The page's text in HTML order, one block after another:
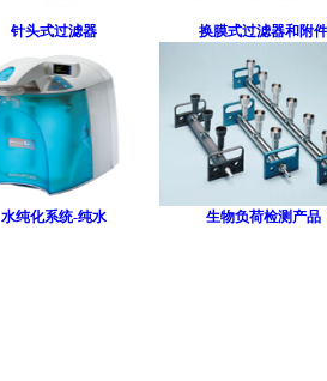
针头式过滤器 换膜式过滤器和附
水纯化系统-纯水 生物负荷检测产品